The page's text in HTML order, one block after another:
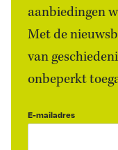
aanbiedingen
Met de
van
onbeperkt
E-mailadres